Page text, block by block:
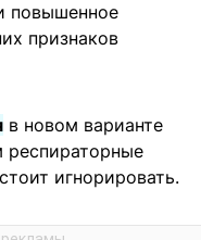
повышенное
признаков
в новом варианте
респираторные
игнорировать.